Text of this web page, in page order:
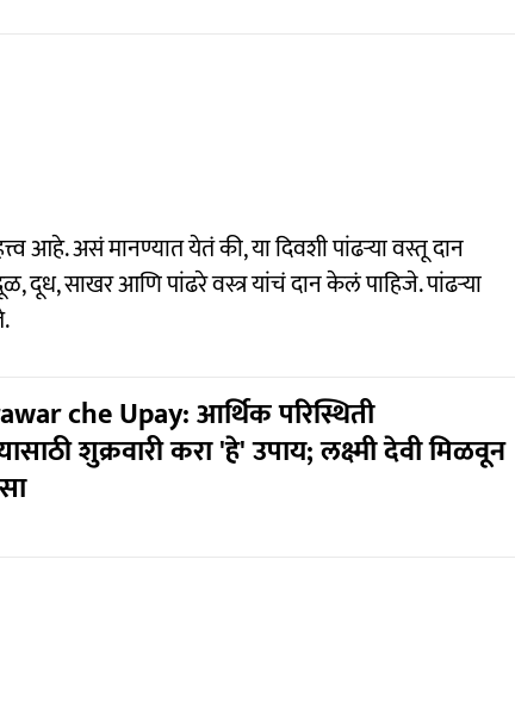
आहे. असं मानण्यात येतं की, या दिवशी पांढऱ्या वस्तू दान
दूध, साखर आणि पांढरे वस्त्र यांचं दान केलं पाहिजे. पांढऱ्या
che Upay: आर्थिक परिस्थिती
शुक्रवारी करा 'हे' उपाय; लक्ष्मी देवी मिळवून